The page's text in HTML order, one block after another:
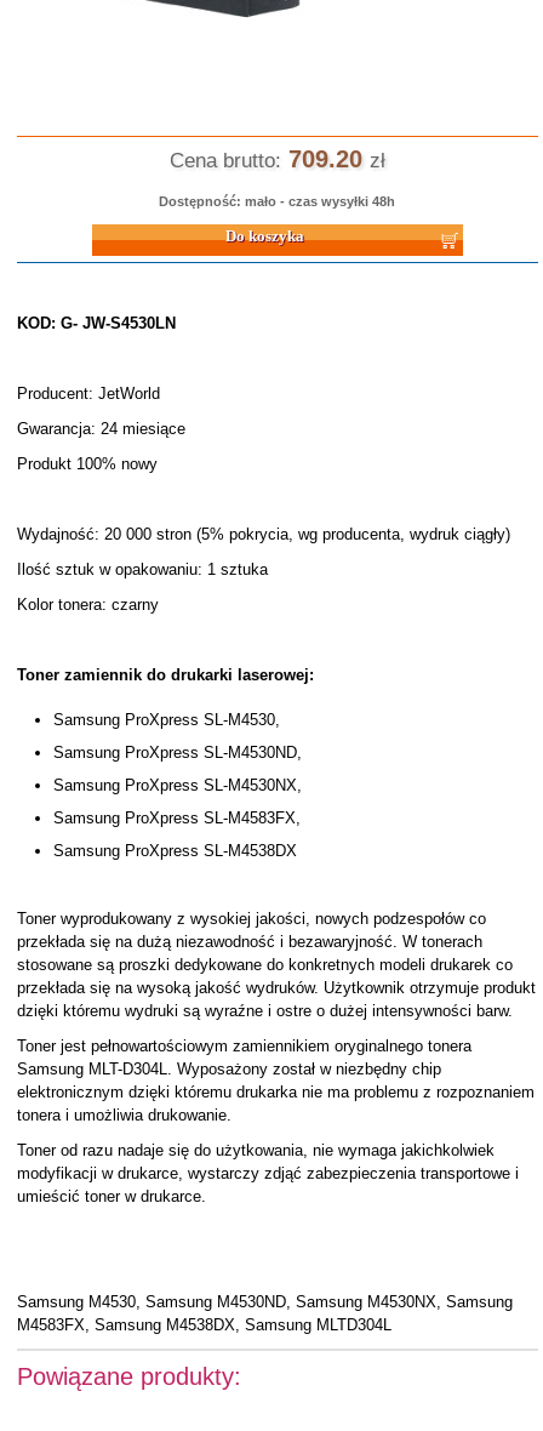
Cena brutto: 709.20 zł
Dostępność: mało - czas wysyłki 48h
Do koszyka
KOD: G- JW-S4530LN
Producent: JetWorld
Gwarancja: 24 miesiące
Produkt 100% nowy
Wydajność: 20 000 stron (5% pokrycia, wg producenta, wydruk ciągły)
Ilość sztuk w opakowaniu: 1 sztuka
Kolor tonera: czarny
Toner zamiennik do drukarki laserowej:
Samsung ProXpress SL-M4530,
Samsung ProXpress SL-M4530ND,
Samsung ProXpress SL-M4530NX,
Samsung ProXpress SL-M4583FX,
Samsung ProXpress SL-M4538DX
Toner wyprodukowany z wysokiej jakości, nowych podzespołów co
przekłada się na dużą niezawodność i bezawaryjność. W tonerach
stosowane są proszki dedykowane do konkretnych modeli drukarek co
przekłada się na wysoką jakość wydruków. Użytkownik otrzymuje produkt
dzięki któremu wydruki są wyraźne i ostre o dużej intensywności barw.
Toner jest pełnowartościowym zamiennikiem oryginalnego tonera
Samsung MLT-D304L. Wyposażony został w niezbędny chip
elektronicznym dzięki któremu drukarka nie ma problemu z rozpoznaniem
tonera i umożliwia drukowanie.
Toner od razu nadaje się do użytkowania, nie wymaga jakichkolwiek
modyfikacji w drukarce, wystarczy zdjąć zabezpieczenia transportowe i
umieścić toner w drukarce.
Samsung M4530, Samsung M4530ND, Samsung M4530NX, Samsung
M4583FX, Samsung M4538DX, Samsung MLTD304L
Powiązane produkty: